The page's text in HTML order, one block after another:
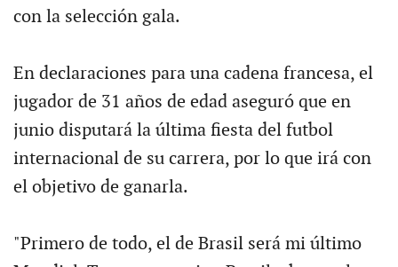
con la selección gala.
En declaraciones para una cadena francesa, el
jugador de 31 años de edad aseguró que en
junio disputará la última fiesta del futbol
internacional de su carrera, por lo que irá con
el objetivo de ganarla.
"Primero de todo, el de Brasil será mi último